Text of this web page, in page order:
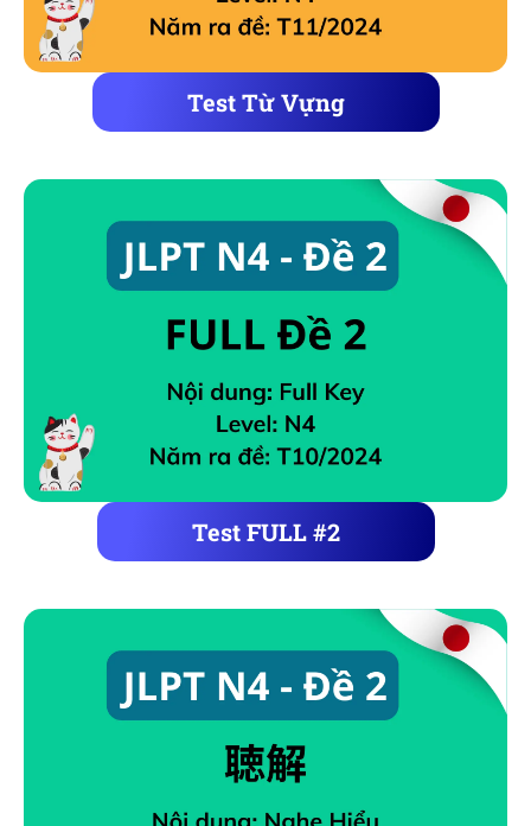
Test Từ Vựng
Test FULL #2